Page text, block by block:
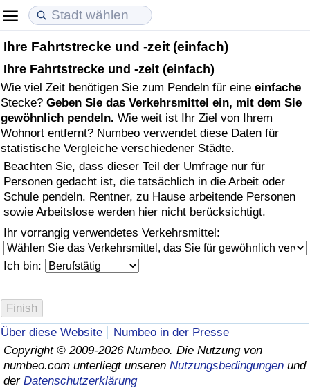
Ihre Fahrtstrecke und -zeit (einfach)
Ihre Fahrtstrecke und -zeit (einfach)
Wie viel Zeit benötigen Sie zum Pendeln für eine einfache
Stecke? Geben Sie das Verkehrsmittel ein, mit dem Sie
gewöhnlich pendeln. Wie weit ist Ihr Ziel von Ihrem
Wohnort entfernt? Numbeo verwendet diese Daten für
statistische Vergleiche verschiedener Städte.
Beachten Sie, dass dieser Teil der Umfrage nur für
Personen gedacht ist, die tatsächlich in die Arbeit oder
Schule pendeln. Rentner, zu Hause arbeitende Personen
sowie Arbeitslose werden hier nicht berücksichtigt.
Ihr vorrangig verwendetes Verkehrsmittel:
Ich bin:
Über diese Website
Numbeo in der Presse
Copyright © 2009-2026 Numbeo. Die Nutzung von
numbeo.com unterliegt unseren Nutzungsbedingungen und
der Datenschutzerklärung
Lebenshaltungskosten
Lebenshaltungskosten-Index (aktuell)
Lebenshaltungskosten-Index
Lebenshaltungskosten-Index nach Land
in Akaba
Immobilienpreise
Immobilienpreis-Index (aktuell)
Immobilienpreis-Index
Immobilienpreis-Index nach Land
Lebensqualität
Lebensqualität-Index
Lebensqualität-Index (aktuell)
Lebensqualitätsindex nach Land
Kriminalität
Kriminalitäts-Index (aktuell)
Kriminalitäts-Index
Kriminalitätsindex nach Land
Gesundheitsversorgung
Gesundheitsversorgungs-Index (aktuell)